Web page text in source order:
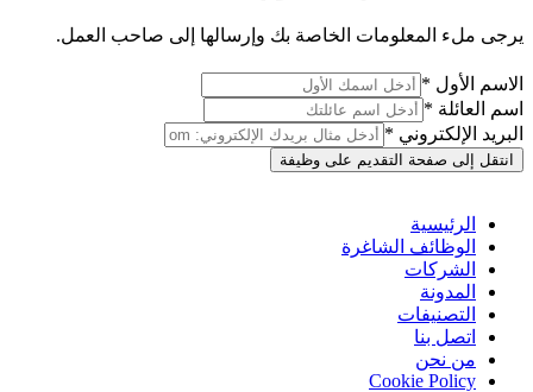
يرجى ملء المعلومات الخاصة بك وإرسالها إلى صاحب العمل.
الاسم الأول *
اسم العائلة *
البريد الإلكتروني *
انتقل إلى صفحة التقديم على وظيفة
الرئيسية
الوظائف الشاغرة
الشركات
المدونة
التصنيفات
اتصل بنا
من نحن
Cookie Policy